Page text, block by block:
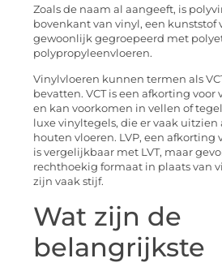
Zoals de naam al aangeeft, is
bovenkant van vinyl, een kunststof
gewoonlijk gegroepeerd met
polypropyleenvloeren.
Vinylvloeren kunnen termen als
bevatten. VCT is een afkorting
en kan voorkomen in vellen of
luxe vinyltegels, die er vaak uitzien
houten vloeren. LVP, een afkorting
is vergelijkbaar met LVT, maar
rechthoekig formaat in plaats van
zijn vaak stijf.
Wat zijn de
belangrijkste